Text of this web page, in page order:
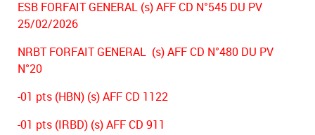
ESB FORFAIT GENERAL (s) AFF CD N°545 DU PV
25/02/2026
NRBT FORFAIT GENERAL (s) AFF CD N°480 DU PV
N°20
-01 pts (HBN) (s) AFF CD 1122
-01 pts (IRBD) (s) AFF CD 911